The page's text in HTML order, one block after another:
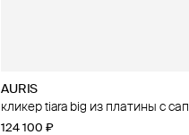
AURIS
кликер tiara big из платины с
124 100 ₽
AURIS
правый малый топ для
золота с фианитами